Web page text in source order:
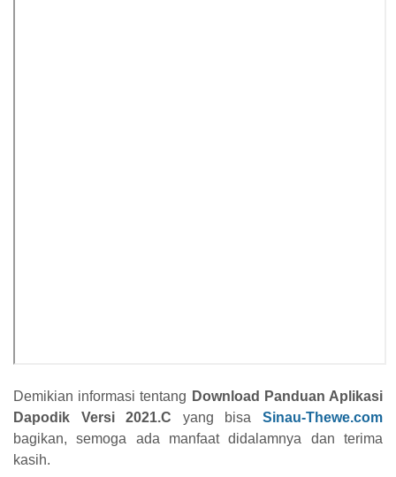
Demikian informasi tentang Download Panduan Aplikasi
Dapodik Versi 2021.C yang bisaSinau-Thewe.com
bagikan, semoga ada manfaat didalamnya dan terima
kasih.